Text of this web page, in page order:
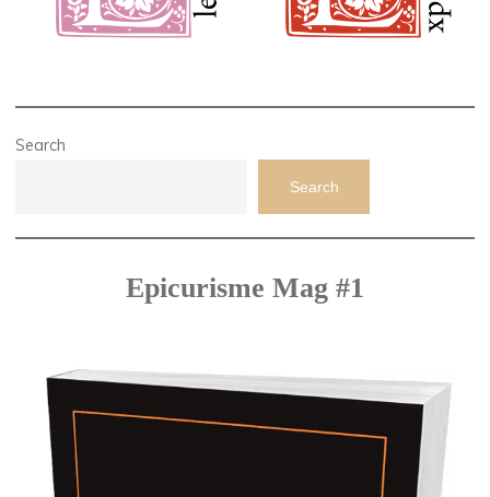
Search
Search
Epicurisme Mag #1